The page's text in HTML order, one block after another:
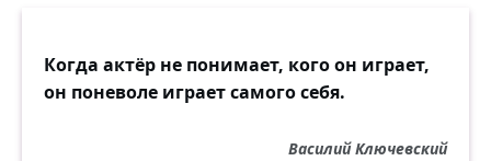
Когда актёр не понимает, кого он играет,
он поневоле играет самого себя.
Василий Ключевский